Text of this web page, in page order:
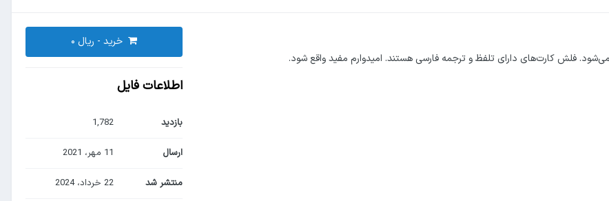
خرید -
اطلاعات فایل
بازدید 1,782
ارسال 11 مهر، 2021
منتشر شد 22 خرداد، 2024